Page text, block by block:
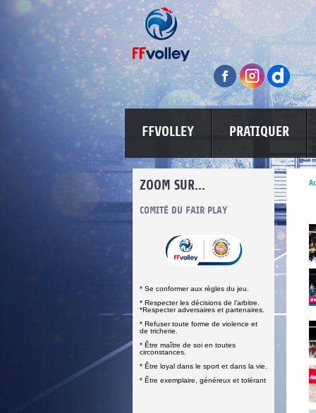
FFVOLLEY PRATIQUER
ZOOM SUR...
* Être loyal dans le sport et dans la vie.
LUTTE CONTRE LES VIOLENCES MA PETITE